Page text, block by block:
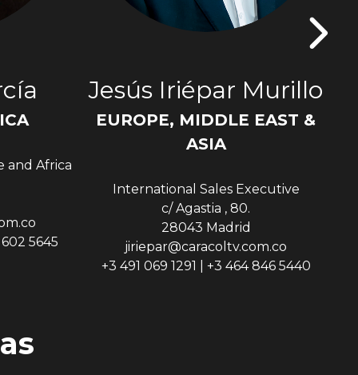
and Africa
5645
Jesús Iriépar Murillo
EUROPE, MIDDLE EAST &
ASIA
International Sales Executive
c/ Agastia , 80.
28043 Madrid
jiriepar@caracoltv.com.co
+3 491 069 1291 | +3 464 846 5440